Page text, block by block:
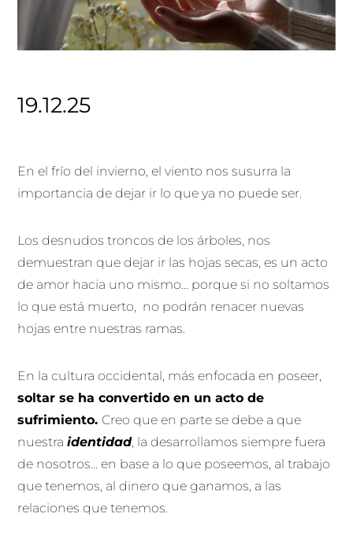
19.12.25
En el frío del invierno, el viento nos susurra la
importancia de dejar ir lo que ya no puede ser.
Los desnudos troncos de los árboles, nos
demuestran que dejar ir las hojas secas, es un acto
de amor hacia uno mismo… porque si no soltamos
lo que está muerto, no podrán renacer nuevas
hojas entre nuestras ramas.
En la cultura occidental, más enfocada en poseer,
soltar se ha convertido en un acto de
sufrimiento. Creo que en parte se debe a que
nuestraidentidad, la desarrollamos siempre fuera
de nosotros… en base a lo que poseemos, al trabajo
que tenemos, al dinero que ganamos, a las
relaciones que tenemos.